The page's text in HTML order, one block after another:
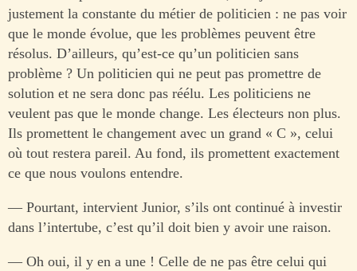
justement la constante du métier de politicien : ne pas voir
que le monde évolue, que les problèmes peuvent être
résolus. D’ailleurs, qu’est-ce qu’un politicien sans
problème ? Un politicien qui ne peut pas promettre de
solution et ne sera donc pas réélu. Les politiciens ne
veulent pas que le monde change. Les électeurs non plus.
Ils promettent le changement avec un grand « C », celui
où tout restera pareil. Au fond, ils promettent exactement
ce que nous voulons entendre.
— Pourtant, intervient Junior, s’ils ont continué à investir
dans l’intertube, c’est qu’il doit bien y avoir une raison.
— Oh oui, il y en a une ! Celle de ne pas être celui qui